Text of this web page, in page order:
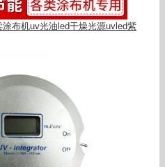
布机uv光油led干燥光源uvled紫